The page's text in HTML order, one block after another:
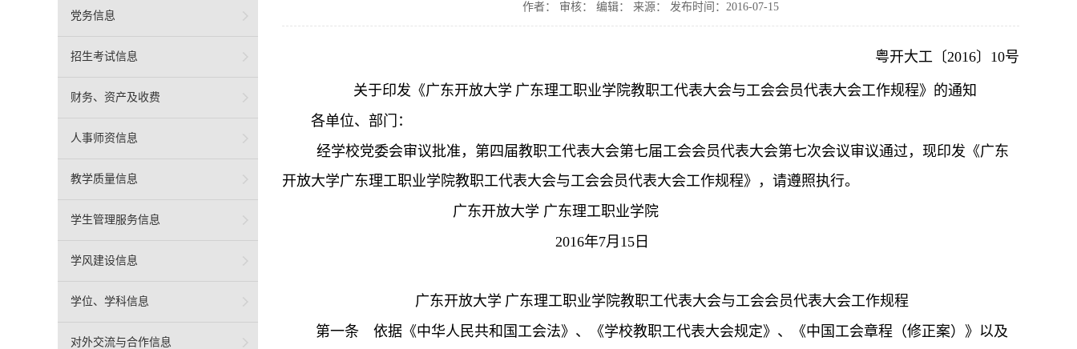
党务信息
招生考试信息
财务、资产及收费
人事师资信息
教学质量信息
学生管理服务信息
学风建设信息
学位、学科信息
对外交流与合作信息
作者： 审核： 编辑： 来源： 发布时间：2016-07-15
粤开大工〔2016〕 10号
关于印发《广东开放大学 广东理工职业学院教职工代表大会与工会会员代表大会工作规程》的通知
各单位、部门：
经学校党委会审议批准，第四届教职工代表大会第七届工会会员代表大会第七次会议审议通过，现印发《广东
开放大学广东理工职业学院教职工代表大会与工会会员代表大会工作规程》，请遵照执行。
广东开放大学 广东理工职业学院
2016年7月 15 日
广东开放大学 广东理工职业学院教职工代表大会与工会会员代表大会工作规程
第一条依据《中华人民共和国工会法》、《学校教职工代表大会规定》、《中国工会章程（修正案）》以及